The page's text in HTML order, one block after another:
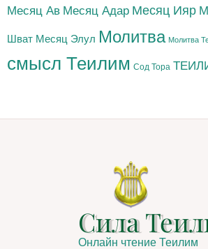
Месяц Ав Месяц Адар Месяц Ияр
Шват Месяц Элул Молитва Молитва
смысл Теилим Сод Тора
Сила
Онлайн чтение Теилим